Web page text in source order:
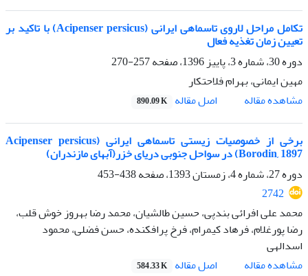
تکامل مراحل لاروی تاسماهی ایرانی (Acipenser persicus) با تاکید بر
تعیین زمان تغذیه فعال
دوره 30، شماره 3، پاییز 1396، صفحه
257-270
مهین ایمانی، بهرام فلاحتکار
مشاهده مقاله
اصل مقاله 890.09 K
برخی از خصوصیات زیستی تاسماهی ایرانی (Acipenser persicus
Borodin, 1897) در سواحل جنوبی دریای خزر(آبهای مازندران)
دوره 27، شماره 4، زمستان 1393، صفحه
438-453
2742
محمد علی افرائی بندپی، حسین طالشیان، محمد رضا بهروز خوش قلب،
رضا پورغلام، فرهاد کیمرام، فرخ پرافکنده، حسن فضلی، محمود
اسدالهی
مشاهده مقاله
اصل مقاله 584.33 K